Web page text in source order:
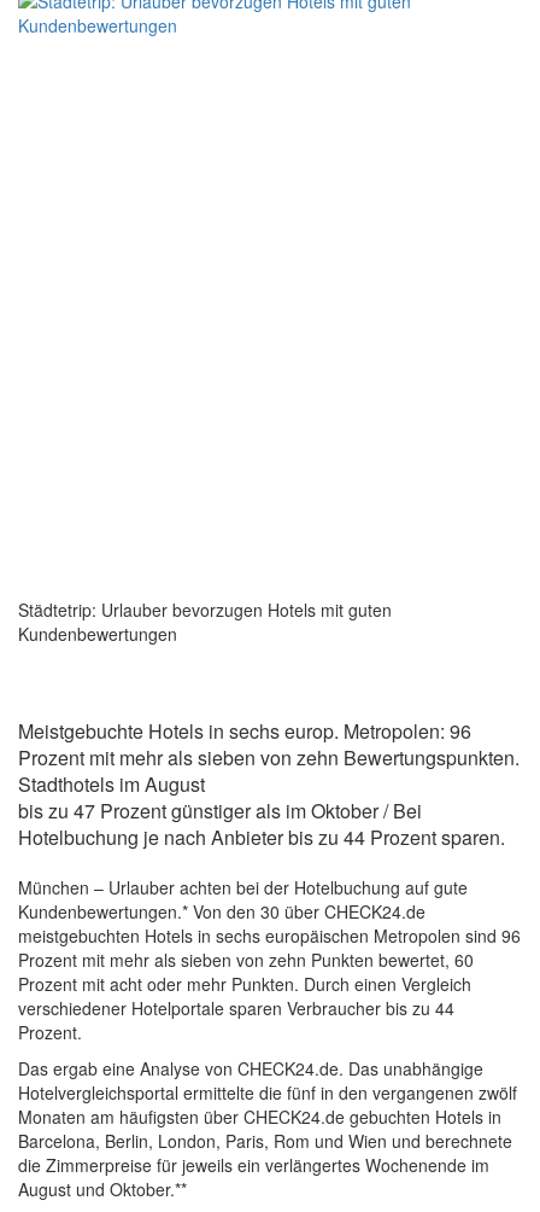
Städtetrip: Urlauber bevorzugen Hotels mit guten
Kundenbewertungen
Meistgebuchte Hotels in sechs europ. Metropolen: 96
Prozent mit mehr als sieben von zehn Bewertungspunkten.
Stadthotels im August
bis zu 47 Prozent günstiger als im Oktober / Bei
Hotelbuchung je nach Anbieter bis zu 44 Prozent sparen.
München – Urlauber achten bei der Hotelbuchung auf gute
Kundenbewertungen.* Von den 30 über CHECK24.de
meistgebuchten Hotels in sechs europäischen Metropolen sind 96
Prozent mit mehr als sieben von zehn Punkten bewertet, 60
Prozent mit acht oder mehr Punkten. Durch einen Vergleich
verschiedener Hotelportale sparen Verbraucher bis zu 44
Prozent.
Das ergab eine Analyse von CHECK24.de. Das unabhängige
Hotelvergleichsportal ermittelte die fünf in den vergangenen zwölf
Monaten am häufigsten über CHECK24.de gebuchten Hotels in
Barcelona, Berlin, London, Paris, Rom und Wien und berechnete
die Zimmerpreise für jeweils ein verlängertes Wochenende im
August und Oktober.**